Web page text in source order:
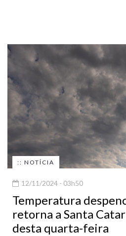
:: NOTÍCIA
12/11/2024 - 03h50
Temperatura
retorna a Santa
desta quarta-feira